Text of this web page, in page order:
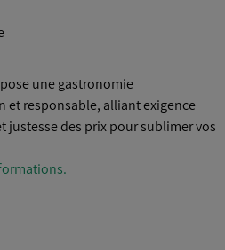
une gastronomie
et responsable, alliant exigence
justesse des prix pour sublimer vos